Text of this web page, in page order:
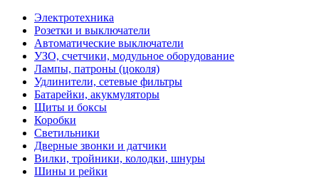
Электротехника
Розетки и выключатели
Автоматические выключатели
УЗО, счетчики, модульное оборудование
Лампы, патроны (цоколя)
Удлинители, сетевые фильтры
Батарейки, акукмуляторы
Щиты и боксы
Коробки
Светильники
Дверные звонки и датчики
Вилки, тройники, колодки, шнуры
Шины и рейки